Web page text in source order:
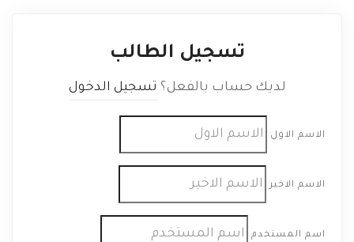
تسجيل الطالب
لديك حساب بالفعل؟ تسجيل الدخول
الاسم الاول
الاسم الاخير
اسم المستخدم